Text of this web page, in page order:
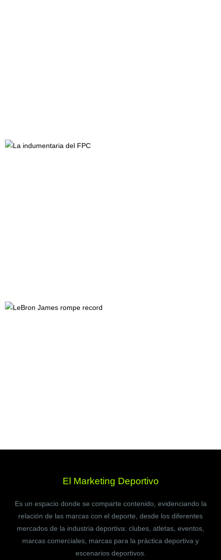
El Marketing Deportivo
Es un espacio donde se comparte contenido, evidenciando la
relación de las marcas con el deporte, desde los diferentes
mercados de la industria deportiva: clubes, atletas, eventos,
marcas comerciales, marcas para la práctica deportiva y
escenarios deportivos.